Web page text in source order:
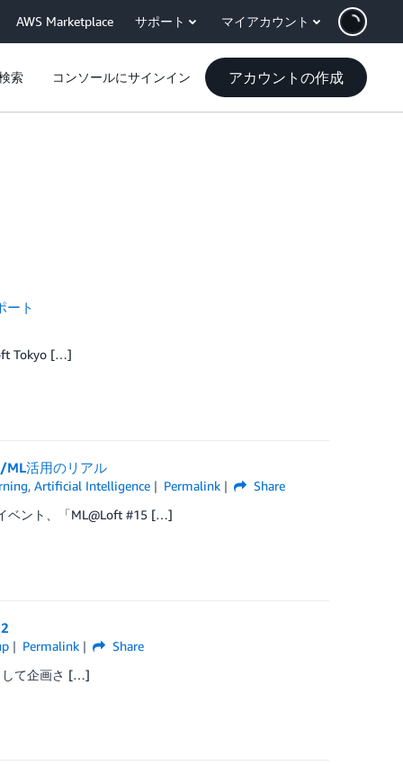
AWS Marketplace サポート マイアカウント
索 コンソールにサインイン アカウントの作成
ート
Tokyo […]
ML活用のリアル
,Artificial Intelligence Permalink
Share
ベント、「ML@Loft #15 […]
Permalink
Share
して企画さ […]